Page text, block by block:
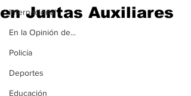
Internacional
En la Opinión de...
Policía
Deportes
Educación
en Juntas Auxiliares